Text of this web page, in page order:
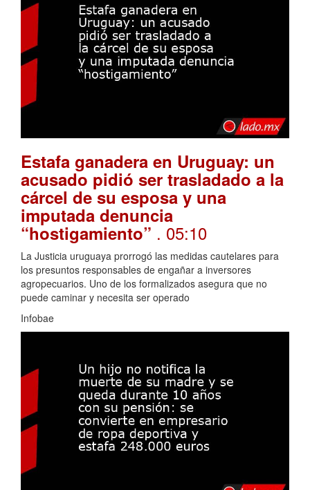
Estafa ganadera en Uruguay: un
acusado pidió ser trasladado a la
cárcel de su esposa y una
imputada denuncia
“hostigamiento” . 05:10
La Justicia uruguaya prorrogó las medidas cautelares para
los presuntos responsables de engañar a inversores
agropecuarios. Uno de los formalizados asegura que no
puede caminar y necesita ser operado
Infobae